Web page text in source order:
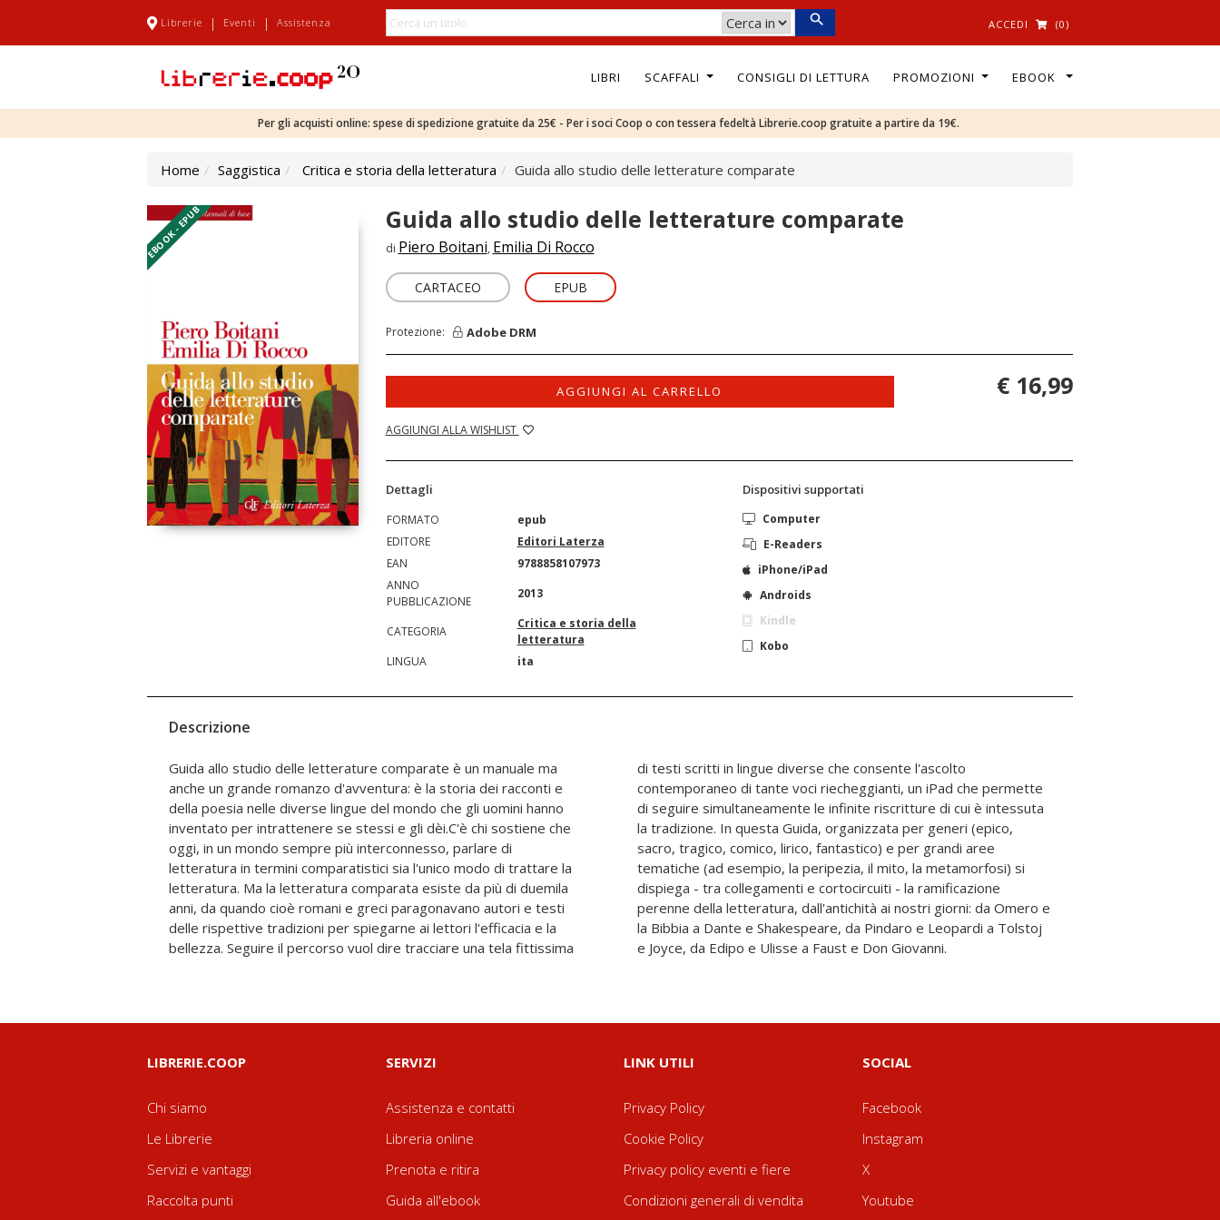
Librerie | Eventi | Assistenza ACCEDI (0)
LIBRI SCAFFALI CONSIGLI DI LETTURA PROMOZIONI EBOOK
Per gli acquisti online: spese di spedizione gratuite da 25€ - Per i soci Coop o con tessera fedeltà Librerie.coop gratuite a partire da 19€.
Home Saggistica Critica e storia della letteratura Guida allo studio delle letterature comparate
EBOOK - EPUB Guida allo studio delle letterature comparate
di Piero Boitani, Emilia Di Rocco
CARTACEO EPUB
Protezione: Adobe DRM
AGGIUNGI AL CARRELLO
AGGIUNGI ALLA WISHLIST
€ 16,99
Dettagli
FORMATO
epub
EDITORE
Editori Laterza
EAN
9788858107973
ANNO
PUBBLICAZIONE
2013
CATEGORIA
Critica e storia della
letteratura
LINGUA
ita
Dispositivi supportati
Computer
E-Readers
iPhone/iPad
Androids
Kindle
Kobo
Descrizione
Guida allo studio delle letterature comparate è un manuale ma
anche un grande romanzo d'avventura: è la storia dei racconti e
della poesia nelle diverse lingue del mondo che gli uomini hanno
inventato per intrattenere se stessi e gli dèi.C'è chi sostiene che
oggi, in un mondo sempre più interconnesso, parlare di
letteratura in termini comparatistici sia l'unico modo di trattare la
letteratura. Ma la letteratura comparata esiste da più di duemila
anni, da quando cioè romani e greci paragonavano autori e testi
delle rispettive tradizioni per spiegarne ai lettori l'efficacia e la
bellezza. Seguire il percorso vuol dire tracciare una tela fittissima
di testi scritti in lingue diverse che consente l'ascolto
contemporaneo di tante voci riecheggianti, un iPad che permette
di seguire simultaneamente le infinite riscritture di cui è intessuta
la tradizione. In questa Guida, organizzata per generi (epico,
sacro, tragico, comico, lirico, fantastico) e per grandi aree
tematiche (ad esempio, la peripezia, il mito, la metamorfosi) si
dispiega - tra collegamenti e cortocircuiti - la ramificazione
perenne della letteratura, dall'antichità ai nostri giorni: da Omero e
la Bibbia a Dante e Shakespeare, da Pindaro e Leopardi a Tolstoj
e Joyce, da Edipo e Ulisse a Faust e Don Giovanni.
LIBRERIE.COOP
Chi siamo
Le Librerie
Servizi e vantaggi
Raccolta punti
SERVIZI
Assistenza e contatti
Libreria online
Prenota e ritira
Guida all'ebook
LINK UTILI
Privacy Policy
Cookie Policy
Privacy policy eventi e fiere
Condizioni generali di vendita
SOCIAL
Facebook
Instagram
X
Youtube